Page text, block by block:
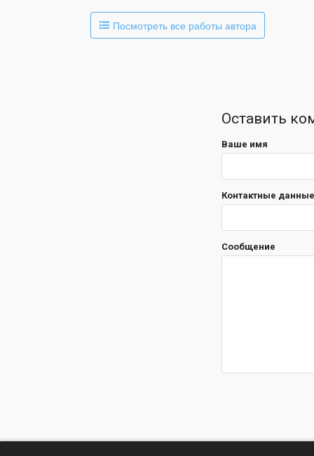
Посмотреть все работы автора
Оставить
Ваше имя
Контактные
Сообщение